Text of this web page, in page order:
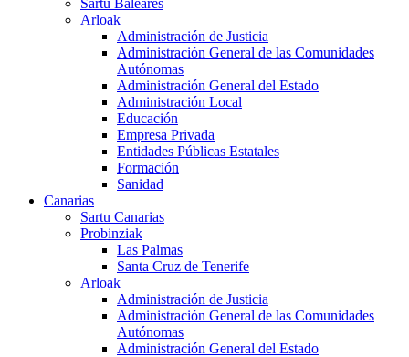
Sartu Baleares
Arloak
Administración de Justicia
Administración General de las Comunidades
Autónomas
Administración General del Estado
Administración Local
Educación
Empresa Privada
Entidades Públicas Estatales
Formación
Sanidad
Canarias
Sartu Canarias
Probinziak
Las Palmas
Santa Cruz de Tenerife
Arloak
Administración de Justicia
Administración General de las Comunidades
Autónomas
Administración General del Estado